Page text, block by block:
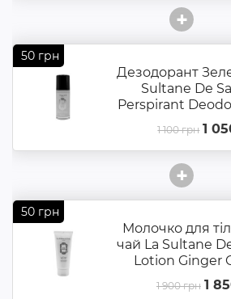
+
50 грн
Дезодорант
Sultane De
Perspirant
Green
1 100 грн 1
+
50 грн
Молочко для
чай La Sultane
Lotion Ginger
1 900 грн 1